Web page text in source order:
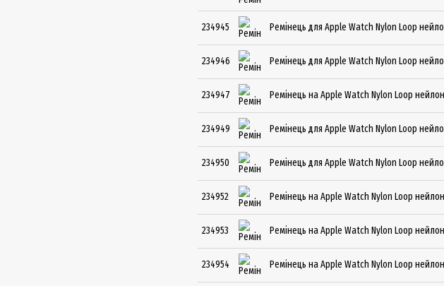
234945 Ремінець для Apple Watch Nylon Loop
234946 Ремінець для Apple Watch Nylon Loop
234947 Ремінець на Apple Watch Nylon Loop
234949 Ремінець для Apple Watch Nylon Loop
234950 Ремінець для Apple Watch Nylon Loop
234952 Ремінець на Apple Watch Nylon Loop
234953 Ремінець на Apple Watch Nylon Loop
234954 Ремінець на Apple Watch Nylon Loop